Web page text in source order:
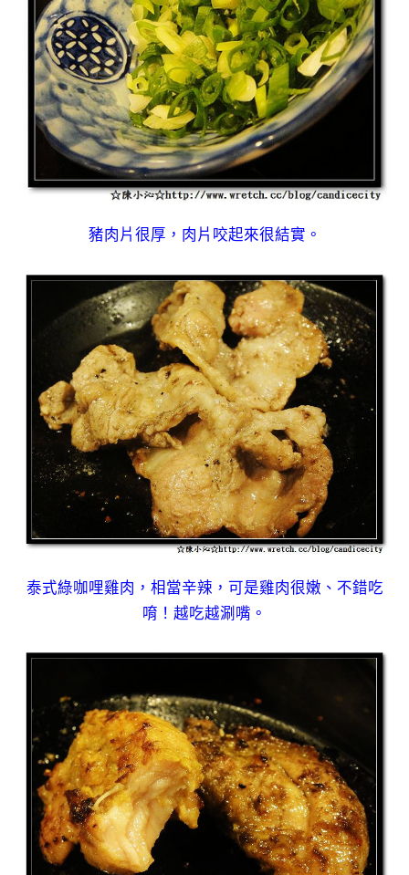
豬肉片很厚，肉片咬起來很結實。
泰式綠咖哩雞肉，相當辛辣，可是雞肉很嫩、不錯吃
唷！越吃越涮嘴。